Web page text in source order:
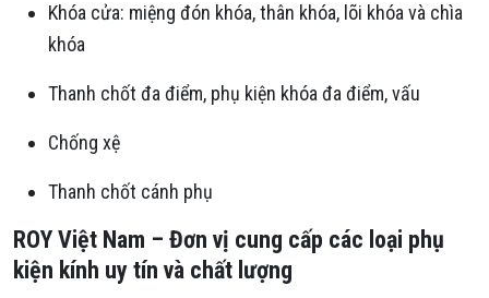
Khóa cửa: miệng đón khóa, thân khóa, lõi khóa và chìa
khóa
Thanh chốt đa điểm, phụ kiện khóa đa điểm, vấu
Chống xệ
Thanh chốt cánh phụ
ROY Việt Nam – Đơn vị cung cấp các loại phụ
kiện kính uy tín và chất lượng